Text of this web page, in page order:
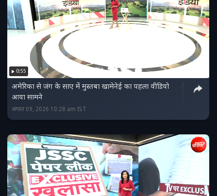
0:55
अमेरिका से जंग के साए में मुस्तबा खामेनेई का पहला वीडियो
आया सामने
अगस्त 09, 2026 10:28 am IST